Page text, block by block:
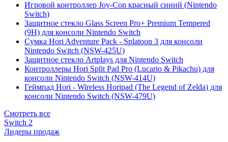
Игровой контроллер Joy-Con красный синий (Nintendo
Switch)
Защитное стекло Glass Screen Pro+ Premium Tempered
(9H) для консоли Nintendo Switch
Сумка Hori Adventure Pack - Splatoon 3 для консоли
Nintendo Switch (NSW-425U)
Защитное стекло Artplays для Nintendo Switch
Контроллеры Hori Split Pad Pro (Lucario & Pikachu) для
консоли Nintendo Switch (NSW-414U)
Геймпад Hori - Wireless Horipad (The Legend of Zelda) для
консоли Nintendo Switch (NSW-479U)
Смотреть все
Switch 2
Лидеры продаж